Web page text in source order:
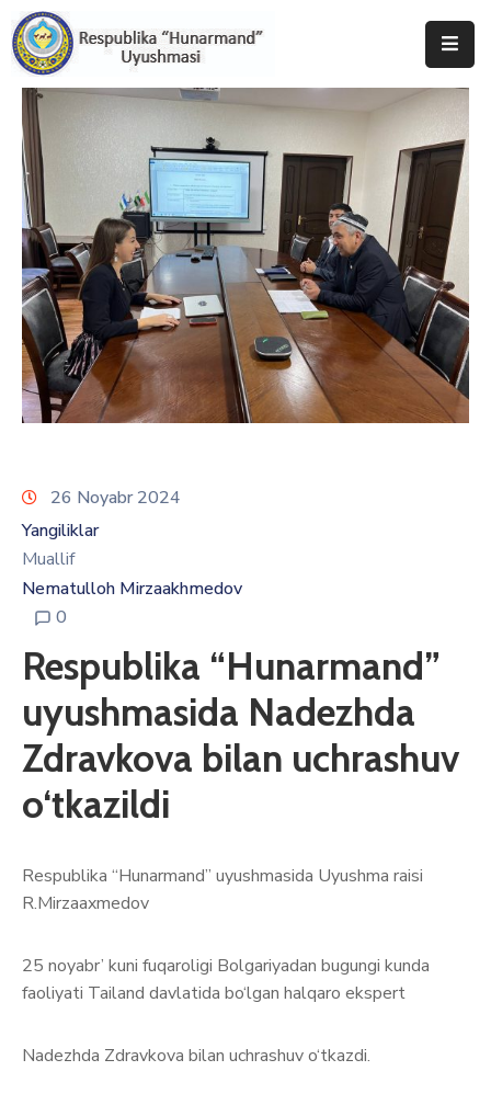
Bosh
Sahifa
Uyushma
Haqida
Tadbirlar
Milliy
Katalog
Matbuot
Xizmati
26 Noyabr 2024
Yangiliklar
Muallif
Nematulloh Mirzaakhmedov
0
Respublika “Hunarmand”
uyushmasida Nadezhda
Zdravkova bilan uchrashuv
o‘tkazildi
Respublika “Hunarmand” uyushmasida Uyushma raisi
R.Mirzaaxmedov
25 noyabr’ kuni fuqaroligi Bolgariyadan bugungi kunda
faoliyati Tailand davlatida bo‘lgan halqaro ekspert
Nadezhda Zdravkova bilan uchrashuv o‘tkazdi.